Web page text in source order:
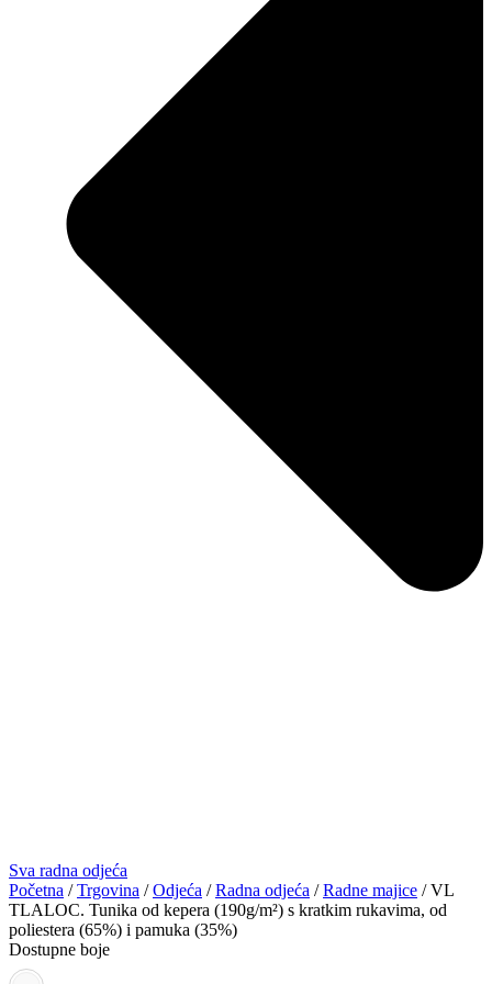
Sva radna odjeća
Početna /Trgovina /Odjeća /Radna odjeća /Radne majice / VL
TLALOC. Tunika od kepera (190g/m²) s kratkim rukavima, od
poliestera (65%) i pamuka (35%)
Dostupne boje